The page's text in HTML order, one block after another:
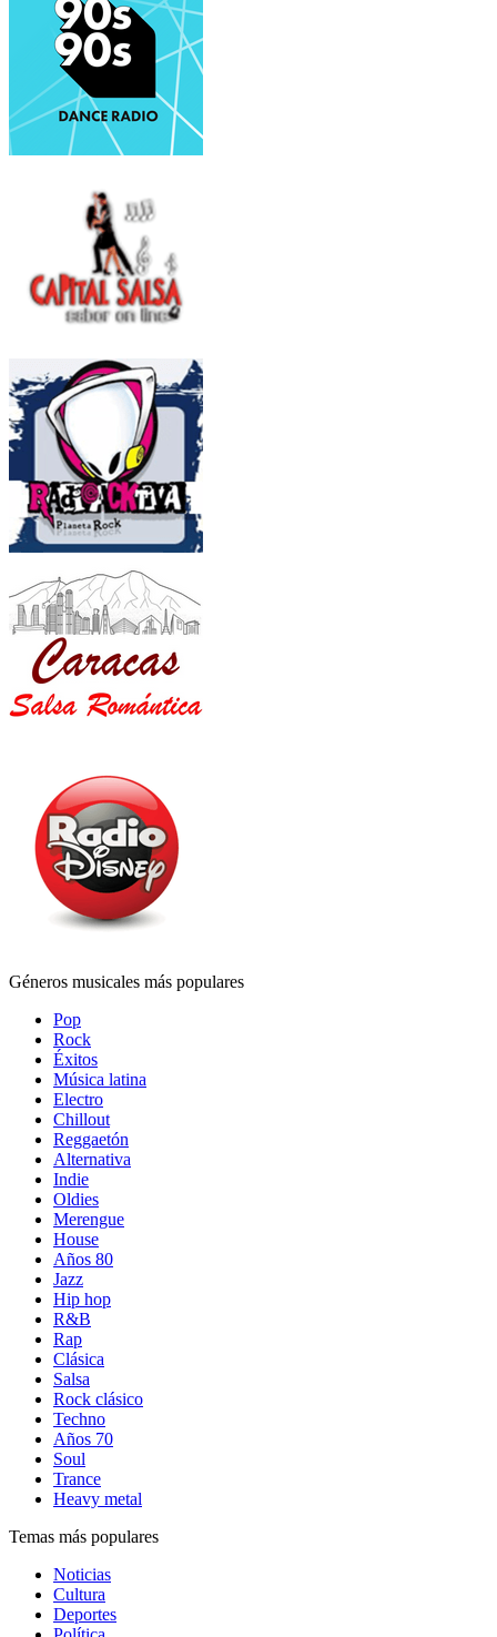
Géneros musicales más populares
Pop
Rock
Éxitos
Música latina
Electro
Chillout
Reggaetón
Alternativa
Indie
Oldies
Merengue
House
Años 80
Jazz
Hip hop
R&B
Rap
Clásica
Salsa
Rock clásico
Techno
Años 70
Soul
Trance
Heavy metal
Temas más populares
Noticias
Cultura
Deportes